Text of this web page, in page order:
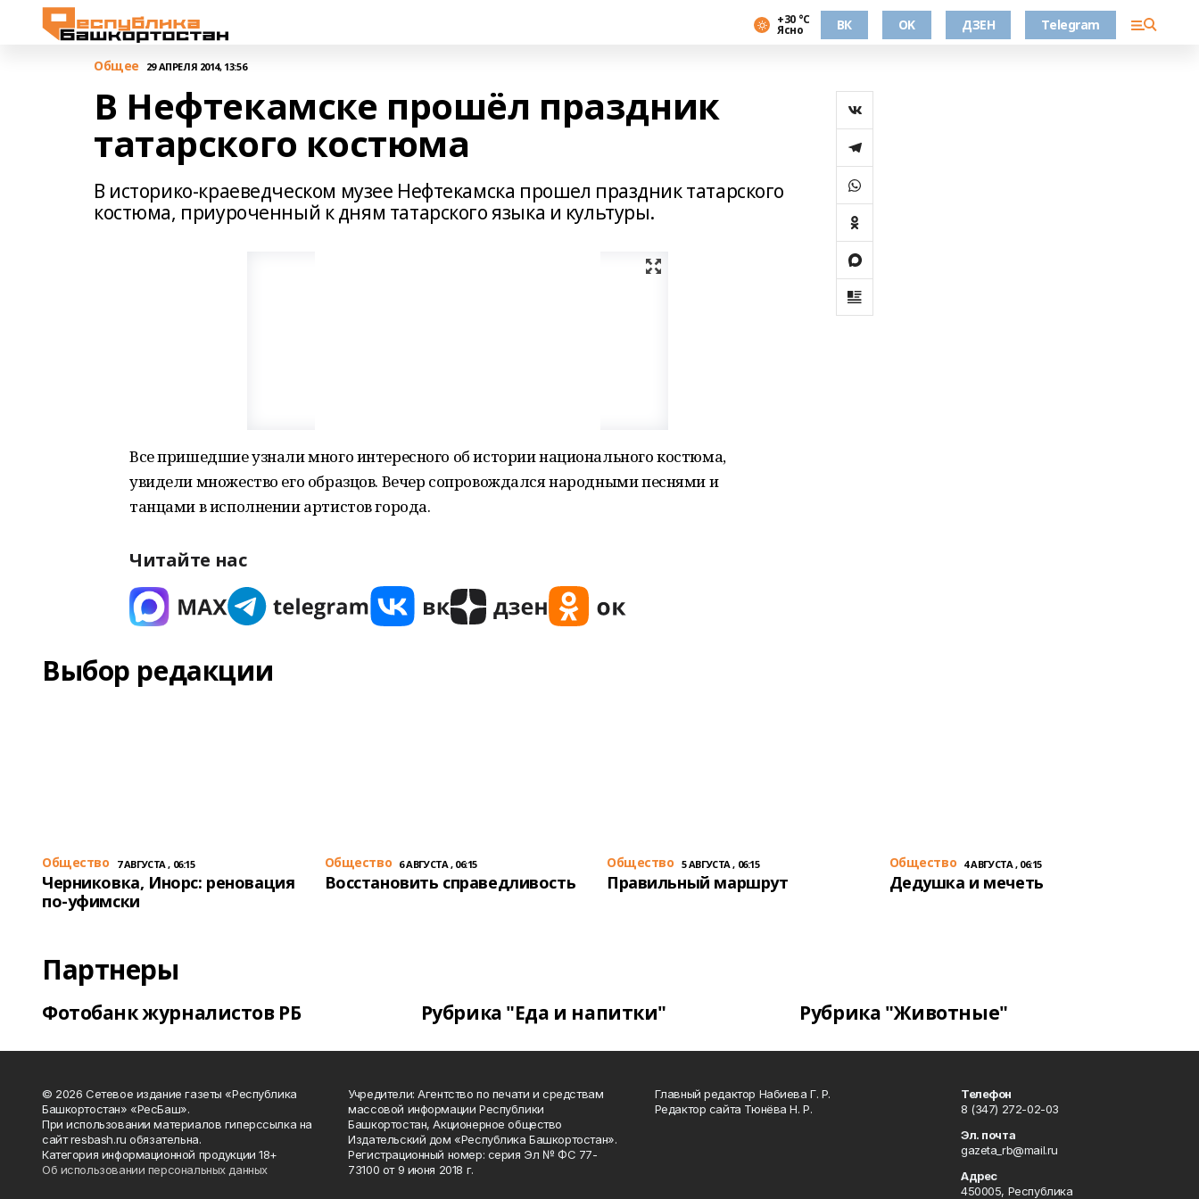
+30 °С
Ясно ВК OK ДЗЕН Telegram
Общее 29 АПРЕЛЯ 2014, 13:56
В Нефтекамске прошёл праздник
татарского костюма
В историко-краеведческом музее Нефтекамска прошел праздник татарского
костюма, приуроченный к дням татарского языка и культуры.
Все пришедшие узнали много интересного об истории национального костюма,
увидели множество его образцов. Вечер сопровождался народными песнями и
танцами в исполнении артистов города.
Читайте нас
Выбор редакции
Общество 7 АВГУСТА , 06:15
Черниковка, Инорс: реновация
по-уфимски
Общество 6 АВГУСТА , 06:15
Восстановить справедливость
Общество 5 АВГУСТА , 06:15
Правильный маршрут
Общество 4 АВГУСТА , 06:15
Дедушка и мечеть
Партнеры
Фотобанк журналистов РБ Рубрика "Еда и напитки" Рубрика "Животные"
© 2026 Сетевое издание газеты «Республика
Башкортостан» «РесБаш».
При использовании материалов гиперссылка на
сайт resbash.ru обязательна.
Категория информационной продукции 18+
Об использовании персональных данных
Учредители: Агентство по печати и средствам
массовой информации Республики
Башкортостан, Акционерное общество
Издательский дом «Республика Башкортостан».
Регистрационный номер: серия Эл № ФС 77-
73100 от 9 июня 2018 г.
Главный редактор Набиева Г. Р.
Редактор сайта Тюнёва Н. Р.
Телефон
8 (347) 272-02-03
Эл. почта
gazeta_rb@mail.ru
Адрес
450005, Республика